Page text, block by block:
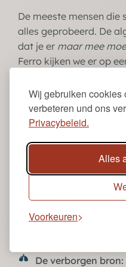
Wij gebruiken cookies
verbeteren und ons
Privacybeleid.
Alles
Voorkeuren
De meeste mensen die
alles geprobeerd. De
dat je er maar mee
Ferro kijken we er op
We hebben ontdekt
spreken niet in je
fysieke handeling die
gezien.
Wil je weten wat deze
maakt? Laat je e-
precies uit hoe je
stem krijgt.
De verborgen bron: